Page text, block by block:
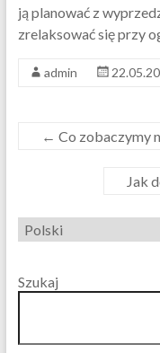
ją planować z
zrelaksować się przy
admin
← Co zobaczymy
Jak
Wybierz
język
Szukaj